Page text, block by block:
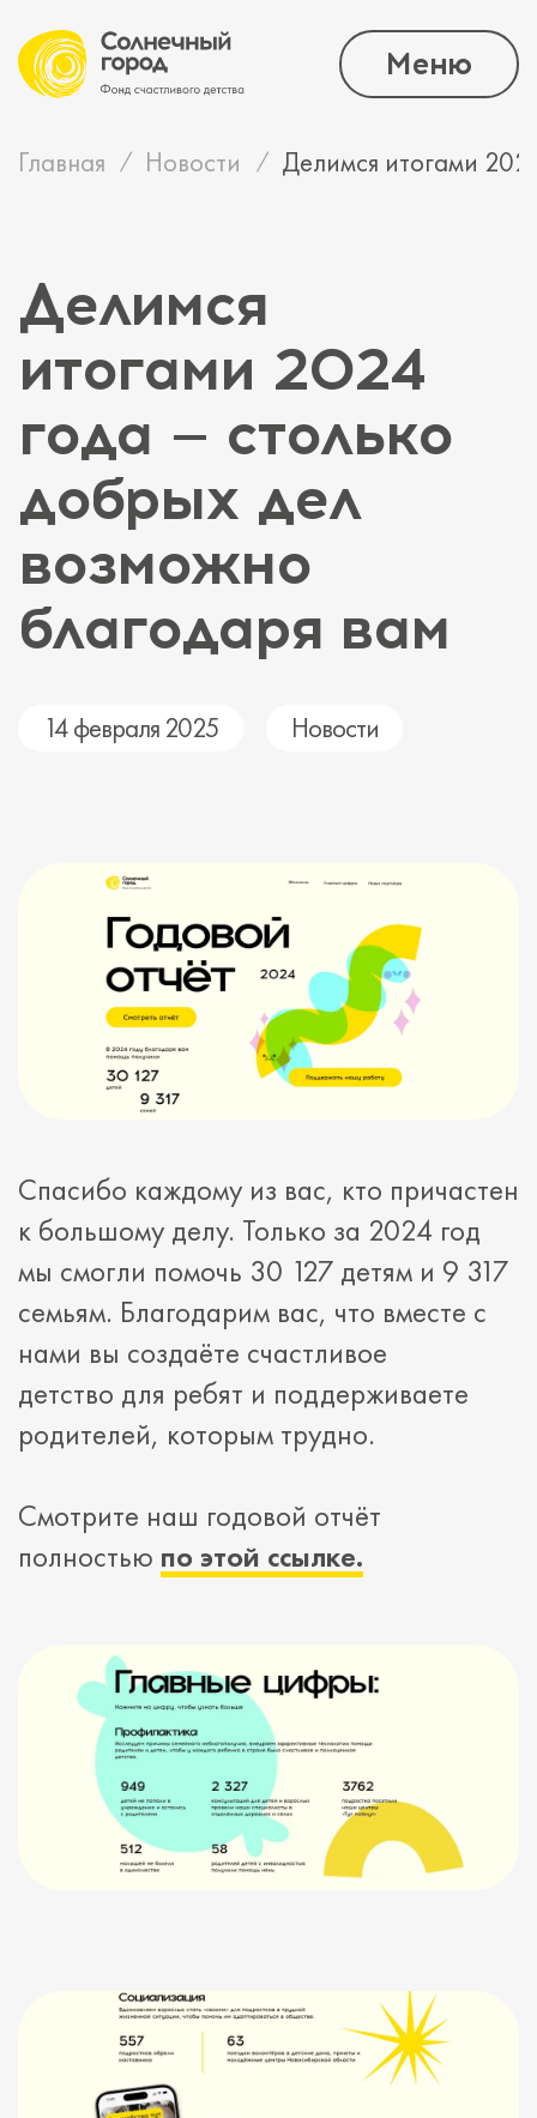
Меню
Главная Новости Делимся итогами
Делимся
итогами 2024
года — столько
добрых дел
возможно
благодаря вам
14 февраля 2025 Новости
Спасибо каждому из вас, кто причастен
к большому делу. Только за 2024 год
мы смогли помочь 30 127 детям и 9 317
семьям. Благодарим вас, что вместе с
нами вы создаёте счастливое
детство для ребят и поддерживаете
родителей, которым трудно.
Смотрите наш годовой отчёт
полностью по этой ссылке.